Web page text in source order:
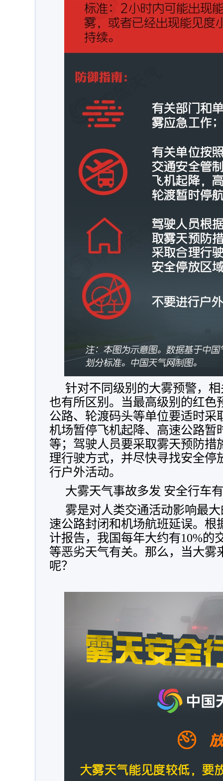
针对不同级别的大雾预警，
也有所区别。当最高级别的红色
公路、轮渡码头等单位要适时采
机场暂停飞机起降、高速公路暂
等；驾驶人员要采取雾天预防措
理行驶方式，并尽快寻找安全停
行户外活动。
大雾天气事故多发 安全行车
雾是对人类交通活动影响最
速公路封闭和机场航班延误。根
计报告，我国每年大约有10%的
等恶劣天气有关。那么，当大雾
呢？